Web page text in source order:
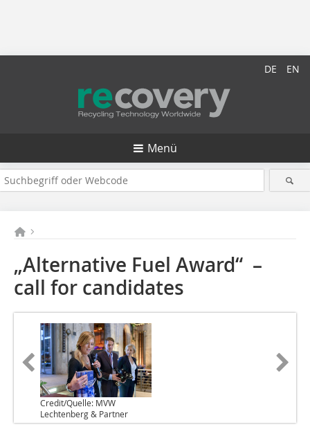
DE EN
Menü
„Alternative Fuel Award“ –
call for candidates
Credit/Quelle: MVW
Lechtenberg & Partner